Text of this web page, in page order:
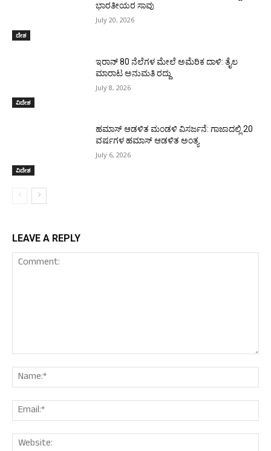
ದೇಶ
ಭಾರತೀಯರ ಸಾವು
July 20, 2026
ವಿದೇಶ
ಇರಾನ್‌ 80 ನೆಲೆಗಳ ಮೇಲೆ ಅಮೆರಿಕ ದಾಳಿ: ತೈಲ
ಮಾರಾಟ ಅನುಮತಿ ರದ್ದು
July 8, 2026
ವಿದೇಶ
ಹಮಾಸ್ ಆಡಳಿತ ಮಂಡಳಿ ವಿಸರ್ಜನೆ: ಗಾಜಾದಲ್ಲಿ 20
ವರ್ಷಗಳ ಹಮಾಸ್ ಆಡಳಿತ ಅಂತ್ಯ
July 6, 2026
LEAVE A REPLY